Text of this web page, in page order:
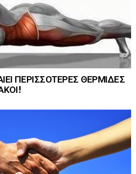
ΠΕΡΙΣΣΟΤΕΡΕΣ ΘΕΡΜΙΔΕΣ